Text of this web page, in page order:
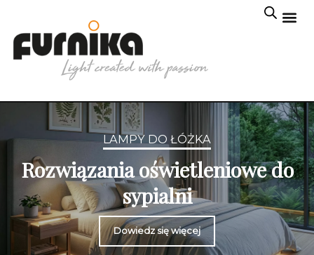
LAMPY DO ŁÓŻKA
Rozwiązania oświetleniowe do
sypialni
Dowiedz się więcej